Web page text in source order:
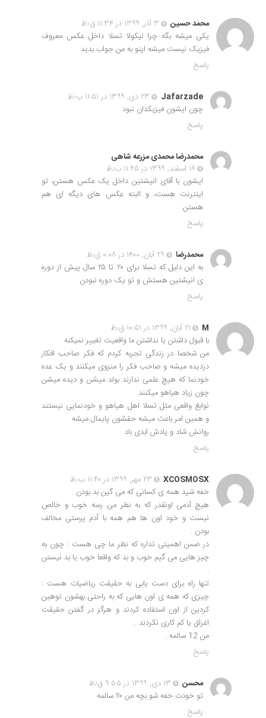
محمد حسین
۳ آذر, ۱۳۹۹ در ۱۱:۳۴ ق٫ظ
یکی میشه بگه چرا نیکولا تسلا داخل عکس معروف
فیزیک نیست میشه اینو به من جواب بدید
پاسخ
Jafarzade
۲۳ دی, ۱۳۹۹ در ۱۱:۵۱ ب٫ظ
چون ایشون فیزیکدان نبود
پاسخ
محمدرضا محمدی مزرعه شاهی
۱۸ اسفند, ۱۳۹۹ در ۱۱:۴۵ ب٫ظ
ایشون با آقای انیشتین داخل یک عکس هستن، تو
اینترنت هست، و البته عکس های دیگه ای هم
هستن
پاسخ
محمدرضا
۲۹ آبان, ۱۴۰۰ در ۰:۰۸ ق٫ظ
به این دلیل که تسلا برای ۲۰ تا ۲۵ سال پیش از دوره
ی انیشتین هستش و تو یک دوره نبودن
پاسخ
M
۲۱ آبان, ۱۳۹۹ در ۱۰:۵۱ ق٫ظ
با قبول داشتن یا نداشتن ما واقعیت تغییر نمیکنه
من شخصا در زندگی تجربه کردم که فکر صاحب افکار
دزدیده میشه و صاحب فکر را منزوی میکنند و یک عده
خودنما که هیچ علمی ندارند بولد میشن و دیده میشن
چون زیاد هیاهو میکنند
نوابغ واقعی مثل تسلا اهل هیاهو و خودنمایی نیستند
و همین امر باعث میشه حقشون پایمال میشه
روانش شاد و یادش ابدی باد
پاسخ
XCOSMOSX
۲۳ مهر, ۱۳۹۹ در ۱۱:۴۰ ب٫ظ
خفه شید همه ی کسانی که می گین بد بودن .
هیچ آدمی اونقدر که به نظر می رسه خوب و خالص
نیست و خود اون ها هم همه با آدم پرستی مخالف
بودن .
در ضمن اهمیتی تداره که نظر ما چی هست : چون به
چیز هایی می گیم خوب و بد که واقعا خوب یا بد نیستن
.
تنها راه برای دست یابی به حقیقت ریاضیات هست :
چیزی که همه ی اون هایی که به راحتی بهشون توهین
کردین از اون استفاده کردند و هرگز در گفتن حقیقت
اغراق یا کم کاری نکردند ..
من 12 سالمه .
پاسخ
محسن
۱۳ دی, ۱۳۹۹ در ۹:۵۵ ق٫ظ
تو خودت خفه شو بچه من ۲۰ سالمه
پاسخ